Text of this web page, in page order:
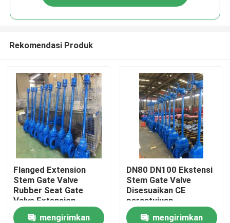
Rumah
Rekomendasi Produk
Flanged Extension
Stem Gate Valve
Rubber Seat Gate
Valve Extension
mengirimkan
DN80 DN100 Ekstensi
Stem Gate Valve
Disesuaikan CE
persetujuan
mengirimkan